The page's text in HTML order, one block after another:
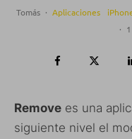
Tomás · Aplicaciones
·
Remove es una
siguiente nivel el